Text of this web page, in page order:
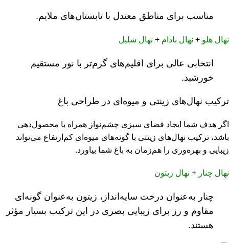
مناسب برای مناطق معتدل با تابستان‌های ملایم.
نهال هلو + نهال بادام + نهال شلیل
انتخابی عالی برای اقلیم‌های گرم‌تر با نور مستقیم
خورشید.
ترکیب نهال‌های زینتی و میوه‌ای در طراحی باغ
اگر هدف شما ایجاد فضای سبزی چشم‌نواز همراه با محصول‌دهی
باشد، ترکیب نهال‌های زینتی با گونه‌های میوه‌ای کم‌ارتفاع می‌تواند
زیبایی و بهره‌وری را هم‌زمان به باغ شما بیاورد.
نهال چنار + نهال زیتون
چنار به‌عنوان درخت سایه‌انداز، زیتون به‌عنوان گونه‌ای
مقاوم و رز برای زیبایی بصری در این ترکیب بسیار مؤثر
هستند.